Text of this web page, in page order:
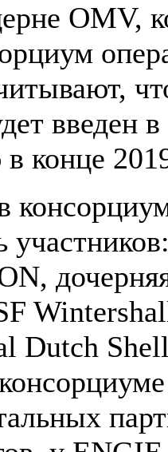
OMV,
введен в
конце
Dutch